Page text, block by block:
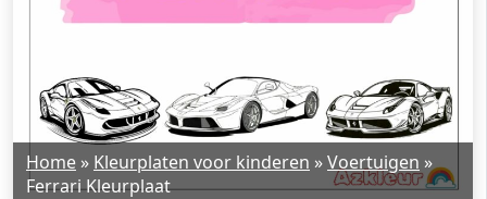
Home » Kleurplaten voor kinderen »Voertuigen »
Ferrari Kleurplaat